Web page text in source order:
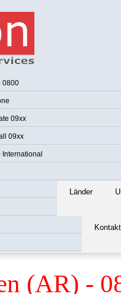
0800
09xx
09xx
International
Länder
Kontakt
(AR) -